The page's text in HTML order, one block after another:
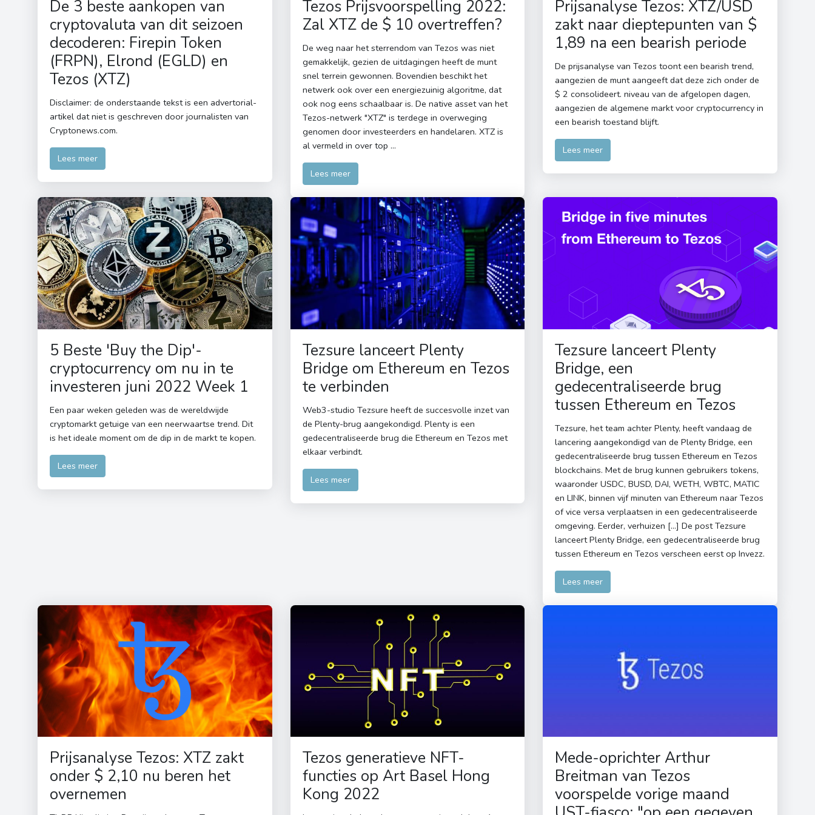
De 3 beste aankopen van
cryptovaluta van dit seizoen
decoderen: Firepin Token
(FRPN), Elrond (EGLD) en
Tezos (XTZ)
Disclaimer: de onderstaande tekst is een advertorial-
artikel dat niet is geschreven door journalisten van
Cryptonews.com.
Lees meer
Tezos Prijsvoorspelling 2022:
Zal ​​XTZ de $ 10 overtreffen?
De weg naar het sterrendom van Tezos was niet
gemakkelijk, gezien de uitdagingen heeft de munt
snel terrein gewonnen. Bovendien beschikt het
netwerk ook over een energiezuinig algoritme, dat
ook nog eens schaalbaar is. De native asset van het
Tezos-netwerk "XTZ" is terdege in overweging
genomen door investeerders en handelaren. XTZ is
al vermeld in over top …
Lees meer
Prijsanalyse Tezos: XTZ/USD
zakt naar dieptepunten van $
1,89 na een bearish periode
De prijsanalyse van Tezos toont een bearish trend,
aangezien de munt aangeeft dat deze zich onder de
$ 2 consolideert. niveau van de afgelopen dagen,
aangezien de algemene markt voor cryptocurrency in
een bearish toestand blijft.
Lees meer
5 Beste 'Buy the Dip'-
cryptocurrency om nu in te
investeren juni 2022 Week 1
Een paar weken geleden was de wereldwijde
cryptomarkt getuige van een neerwaartse trend. Dit
is het ideale moment om de dip in de markt te kopen.
Lees meer
Tezsure lanceert Plenty
Bridge om Ethereum en Tezos
te verbinden
Web3-studio Tezsure heeft de succesvolle inzet van
de Plenty-brug aangekondigd. Plenty is een
gedecentraliseerde brug die Ethereum en Tezos met
elkaar verbindt.
Lees meer
Tezsure lanceert Plenty
Bridge, een
gedecentraliseerde brug
tussen Ethereum en Tezos
Tezsure, het team achter Plenty, heeft vandaag de
lancering aangekondigd van de Plenty Bridge, een
gedecentraliseerde brug tussen Ethereum en Tezos
blockchains. Met de brug kunnen gebruikers tokens,
waaronder USDC, BUSD, DAI, WETH, WBTC, MATIC
en LINK, binnen vijf minuten van Ethereum naar Tezos
of vice versa verplaatsen in een gedecentraliseerde
omgeving. Eerder, verhuizen […] De post Tezsure
lanceert Plenty Bridge, een gedecentraliseerde brug
tussen Ethereum en Tezos verscheen eerst op Invezz.
Lees meer
Prijsanalyse Tezos: XTZ zakt
onder $ 2,10 nu beren het
overnemen
Tezos generatieve NFT-
functies op Art Basel Hong
Kong 2022
Mede-oprichter Arthur
Breitman van Tezos
voorspelde vorige maand